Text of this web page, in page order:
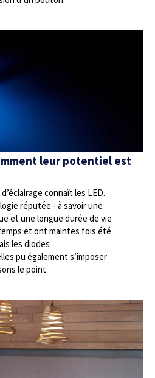
leur potentiel est
connaît les LED.
réputée - à savoir une
et une longue durée de vie
et ont maintes fois été
les diodes
pu également s’imposer
le point.